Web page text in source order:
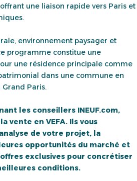
une liaison rapide vers Paris et
environnement paysager et
programme constitue une
une résidence principale comme
dans une commune en
Paris.
les conseillers INEUF.com,
vente en VEFA. Ils vous
de votre projet, la
opportunités du marché et
exclusives pour concrétiser
conditions.